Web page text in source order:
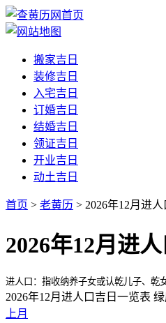
搬家吉日
装修吉日
入宅吉日
订婚吉日
结婚吉日
领证吉日
开业吉日
动土吉日
首页 > 老黄历 > 2026年12月进
2026年12月进
进人口：指收纳养子女或认乾儿子、乾
2026年12月进人口吉日一览表
上月